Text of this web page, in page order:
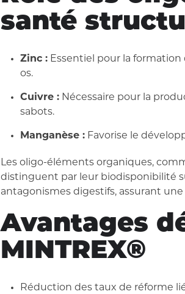
santé
Zinc : Essentiel pour la formation
os.
Cuivre : Nécessaire pour la
sabots.
Manganèse : Favorise le
Les oligo-éléments organiques,
distinguent par leur biodisponibilité
antagonismes digestifs, assurant
Avantages
MINTREX®
Réduction des taux de réforme